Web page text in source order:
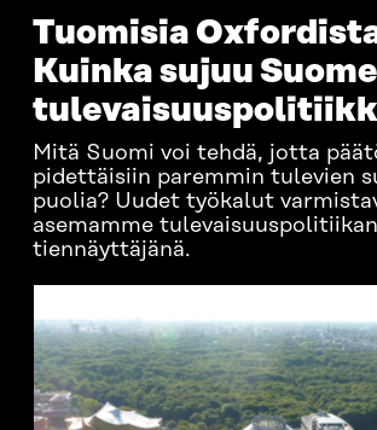
Tuomisia
Kuinka sujuu
Mitä Suomi voi tehdä, jotta
pidettäisiin paremmin tulevien
puolia? Uudet työkalut
asemamme tulevaisuuspolitiikan
tiennäyttäjänä.